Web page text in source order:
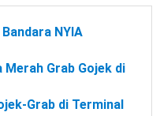
NYIA
Grab Gojek di
Grab di Terminal